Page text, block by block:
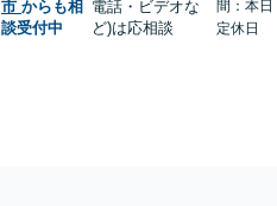
市 からも相
談受付中
電話・ビデオな
ど)は応相談
間：本日
定休日